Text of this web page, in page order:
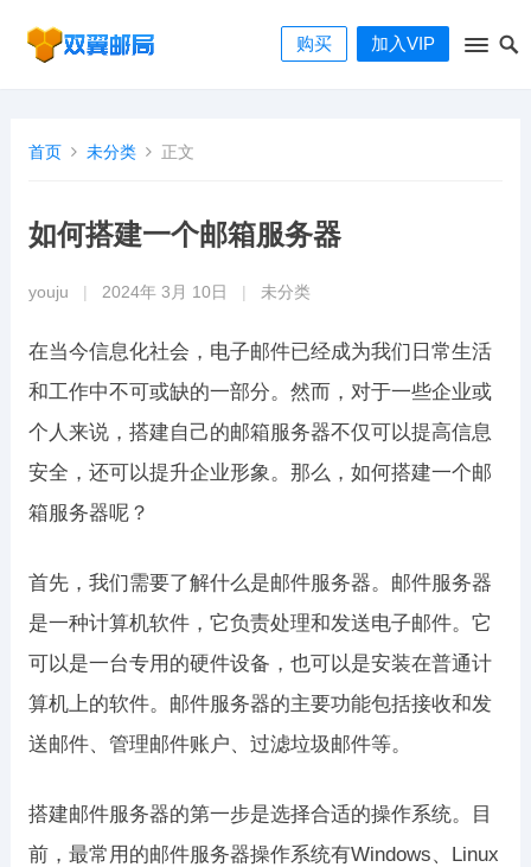
购买 加入VIP
首页 未分类 正文
如何搭建一个邮箱服务器
youju 2024年 3月 10日 未分类
在当今信息化社会，电子邮件已经成为我们日常生活
和工作中不可或缺的一部分。然而，对于一些企业或
个人来说，搭建自己的邮箱服务器不仅可以提高信息
安全，还可以提升企业形象。那么，如何搭建一个邮
箱服务器呢？
首先，我们需要了解什么是邮件服务器。邮件服务器
是一种计算机软件，它负责处理和发送电子邮件。它
可以是一台专用的硬件设备，也可以是安装在普通计
算机上的软件。邮件服务器的主要功能包括接收和发
送邮件、管理邮件账户、过滤垃圾邮件等。
搭建邮件服务器的第一步是选择合适的操作系统。目
前，最常用的邮件服务器操作系统有Windows、Linux